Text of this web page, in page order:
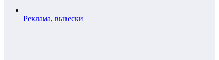
Реклама, вывески